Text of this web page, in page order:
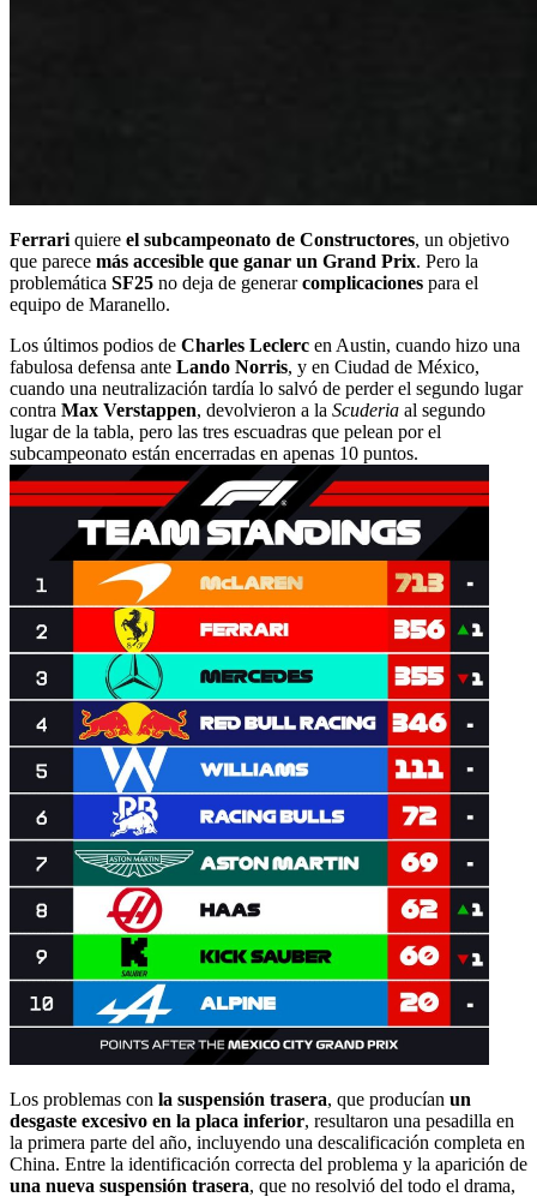
Ferrari quiere el subcampeonato de Constructores, un objetivo
que parece más accesible que ganar un Grand Prix. Pero la
problemática SF25 no deja de generarcomplicaciones para el
equipo de Maranello.
Los últimos podios de Charles Leclerc en Austin, cuando hizo una
fabulosa defensa ante Lando Norris, y en Ciudad de México,
cuando una neutralización tardía lo salvó de perder el segundo lugar
contra Max Verstappen, devolvieron a la Scuderia al segundo
lugar de la tabla, pero las tres escuadras que pelean por el
subcampeonato están encerradas en apenas 10 puntos.
Los problemas con la suspensión trasera, que producían un
desgaste excesivo en la placa inferior, resultaron una pesadilla en
la primera parte del año, incluyendo una descalificación completa en
China. Entre la identificación correcta del problema y la aparición de
una nueva suspensión trasera, que no resolvió del todo el drama,